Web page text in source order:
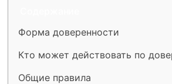
Форма доверенности
Кто может действовать по
Общие правила